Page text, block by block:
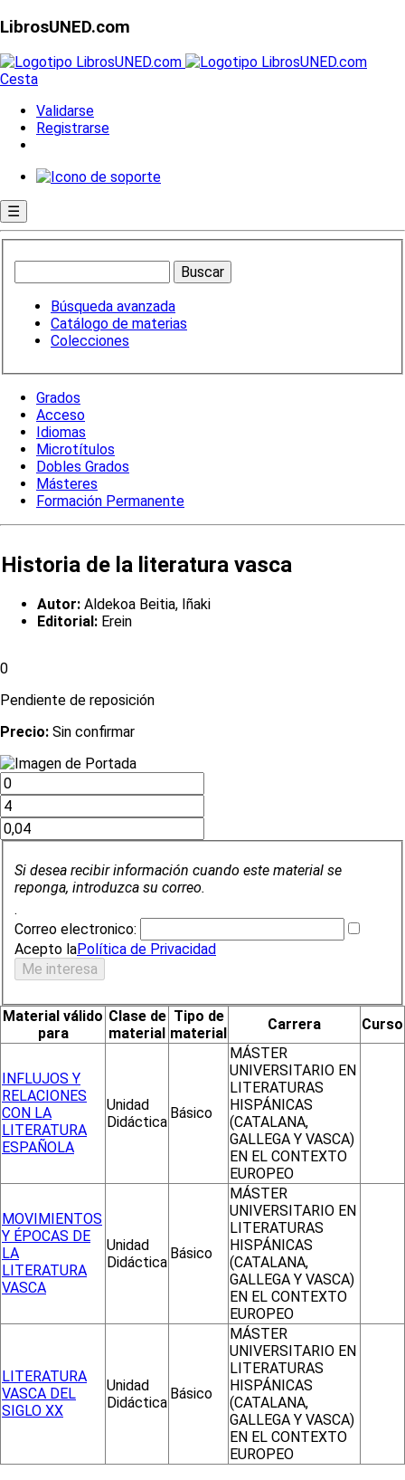
LibrosUNED.com
Cesta
Validarse
Registrarse
☰
Búsqueda avanzada
Catálogo de materias
Colecciones
Grados
Acceso
Idiomas
Microtítulos
Dobles Grados
Másteres
Formación Permanente
Historia de la literatura vasca
Autor: Aldekoa Beitia, Iñaki
Editorial: Erein
0
Pendiente de reposición
Precio: Sin confirmar
Si desea recibir información cuando este material se
reponga, introduzca su correo.
.
Correo electronico:
Acepto laPolítica de Privacidad
Material válido
para
Clase de
material
Tipo de
material
Carrera Curso
INFLUJOS Y
RELACIONES
CON LA
LITERATURA
ESPAÑOLA
Unidad
Didáctica
Básico
MÁSTER
UNIVERSITARIO EN
LITERATURAS
HISPÁNICAS
(CATALANA,
GALLEGA Y VASCA)
EN EL CONTEXTO
EUROPEO
MOVIMIENTOS
Y ÉPOCAS DE
LA
LITERATURA
VASCA
Unidad
Didáctica
Básico
MÁSTER
UNIVERSITARIO EN
LITERATURAS
HISPÁNICAS
(CATALANA,
GALLEGA Y VASCA)
EN EL CONTEXTO
EUROPEO
LITERATURA
VASCA DEL
SIGLO XX
Unidad
Didáctica
Básico
MÁSTER
UNIVERSITARIO EN
LITERATURAS
HISPÁNICAS
(CATALANA,
GALLEGA Y VASCA)
EN EL CONTEXTO
EUROPEO